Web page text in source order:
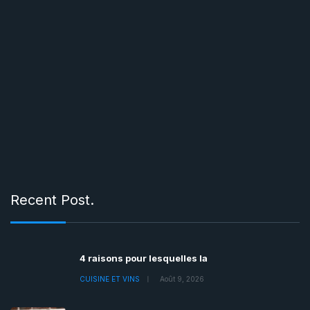
Recent Post.
4 raisons pour lesquelles la
CUISINE ET VINS Août 9, 2026